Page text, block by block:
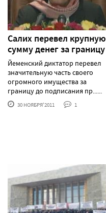
Салих перевел крупную
сумму денег за границу
Йеменский диктатор перевел
значительную часть своего
огромного имущества за
границу до подписания пр......
30 НОЯБРЯ'2011 1